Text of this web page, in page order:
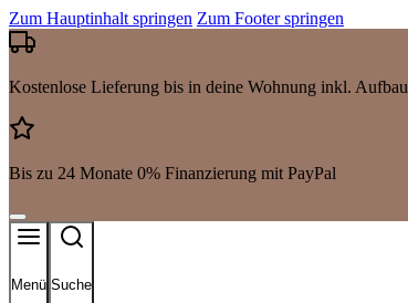
Zum Hauptinhalt springen Zum Footer springen
Kostenlose Lieferung bis in deine Wohnung inkl. Aufbau
Bis zu 24 Monate 0% Finanzierung mit PayPal
Menü Suche